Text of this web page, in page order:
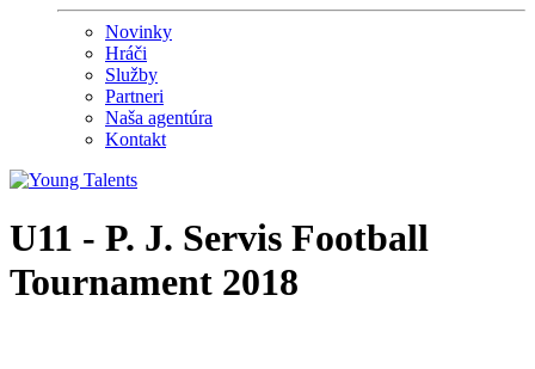
Novinky
Hráči
Služby
Partneri
Naša agentúra
Kontakt
U11 - P. J. Servis Football
Tournament 2018